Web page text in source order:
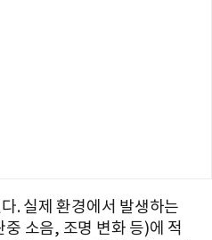
. 실제 환경에서 발생하는
소음, 조명 변화 등)에 적